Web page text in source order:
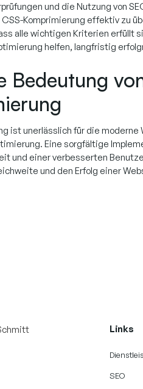
und die Nutzung von
Komprimierung effektiv zu
alle wichtigen Kriterien erfüllt
helfen, langfristig
Bedeutung
ist unerlässlich für die moderne
Eine sorgfältige
und einer verbesserten
und den Erfolg einer
Links
SEO